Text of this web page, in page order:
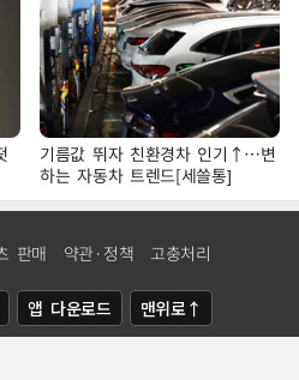
기름값 뛰자 친환경차 인기↑…변
하는 자동차 트렌드[세쓸통]
판매 약관·정책 고충처리
앱 다운로드 맨위로↑